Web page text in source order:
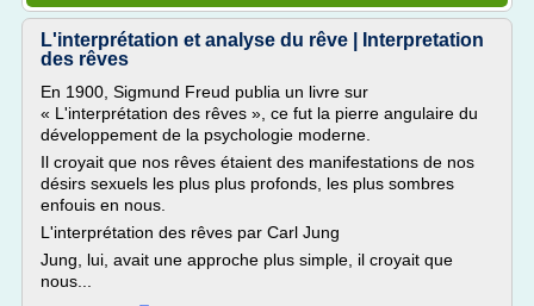
L'interprétation et analyse du rêve | Interpretation
des rêves
En 1900, Sigmund Freud publia un livre sur
« L'interprétation des rêves », ce fut la pierre angulaire du
développement de la psychologie moderne.
Il croyait que nos rêves étaient des manifestations de nos
désirs sexuels les plus plus profonds, les plus sombres
enfouis en nous.
L'interprétation des rêves par Carl Jung
Jung, lui, avait une approche plus simple, il croyait que
nous...